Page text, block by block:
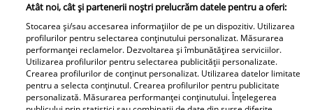
acum fosta soție a lui Adrian
Sârbu și unul dintre cele mai
apreciate modele din anii 90. A
fost decorată recent de
Ministerul Culturii din Franța.
Foto
Atât noi, cât și partenerii noștri prelucrăm datele pentru a oferi:
Stocarea și/sau accesarea informațiilor de pe un dispozitiv. Utilizarea
profilurilor pentru selectarea conținutului personalizat. Măsurarea
performanței reclamelor. Dezvoltarea și îmbunătățirea serviciilor.
Utilizarea profilurilor pentru selectarea publicității personalizate.
Crearea profilurilor de conținut personalizat. Utilizarea datelor limitate
pentru a selecta conținutul. Crearea profilurilor pentru publicitate
personalizată. Măsurarea performanței conținutului. Înțelegerea